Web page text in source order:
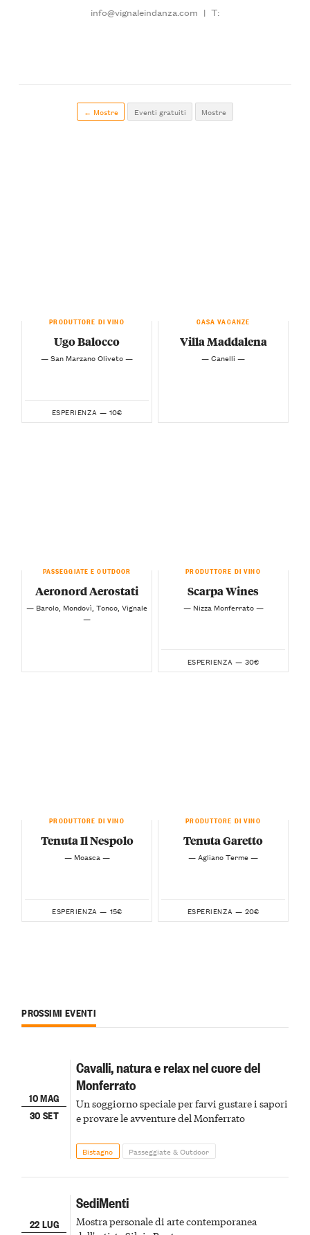
info@vignaleindanza.com | T:
← Mostre Eventi gratuiti Mostre
PRODUTTORE DI VINO
Ugo Balocco
— San Marzano Oliveto —
ESPERIENZA — 10€
CASA VACANZE
Villa Maddalena
— Canelli —
PASSEGGIATE E OUTDOOR
Aeronord Aerostati
— Barolo, Mondovì, Tonco, Vignale
—
PRODUTTORE DI VINO
Scarpa Wines
— Nizza Monferrato —
ESPERIENZA — 30€
PRODUTTORE DI VINO
Tenuta Il Nespolo
— Moasca —
ESPERIENZA — 15€
PRODUTTORE DI VINO
Tenuta Garetto
— Agliano Terme —
ESPERIENZA — 20€
PROSSIMI EVENTI
10 MAG
30 SET
Cavalli, natura e relax nel cuore del
Monferrato
Un soggiorno speciale per farvi gustare i sapori
e provare le avventure del Monferrato
Bistagno Passeggiate & Outdoor
22 LUG
SediMenti
Mostra personale di arte contemporanea